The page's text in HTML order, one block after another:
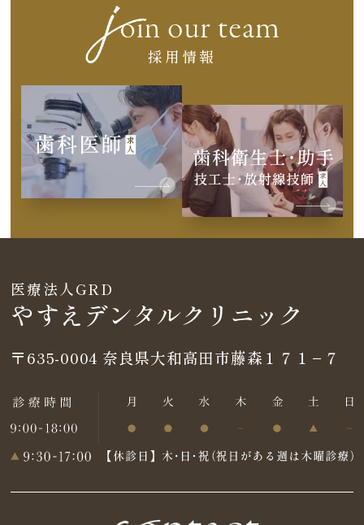
採用情報
医療法人GRD
やすえデンタルクリニック
〒635-0004 奈良県大和高田市藤森１７１−７